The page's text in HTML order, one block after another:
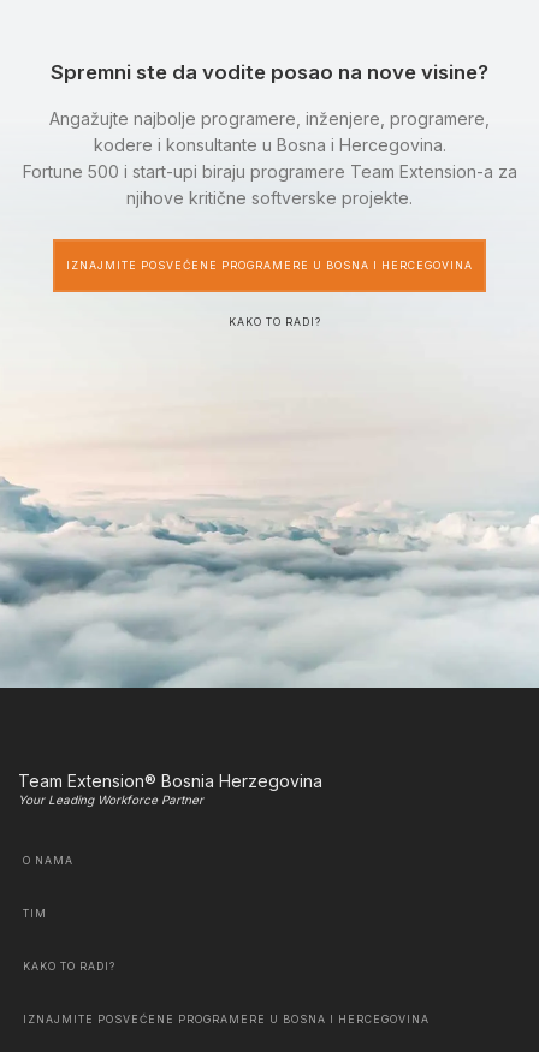
Spremni ste da vodite posao na nove visine?
Angažujte najbolje programere, inženjere, programere,
kodere i konsultante u Bosna i Hercegovina.
Fortune 500 i start-upi biraju programere Team Extension-a za
njihove kritične softverske projekte.
IZNAJMITE POSVEĆENE PROGRAMERE U BOSNA I HERCEGOVINA
KAKO TO RADI?
Team Extension® Bosnia Herzegovina
Your Leading Workforce Partner
O NAMA
TIM
KAKO TO RADI?
IZNAJMITE POSVEĆENE PROGRAMERE U BOSNA I HERCEGOVINA